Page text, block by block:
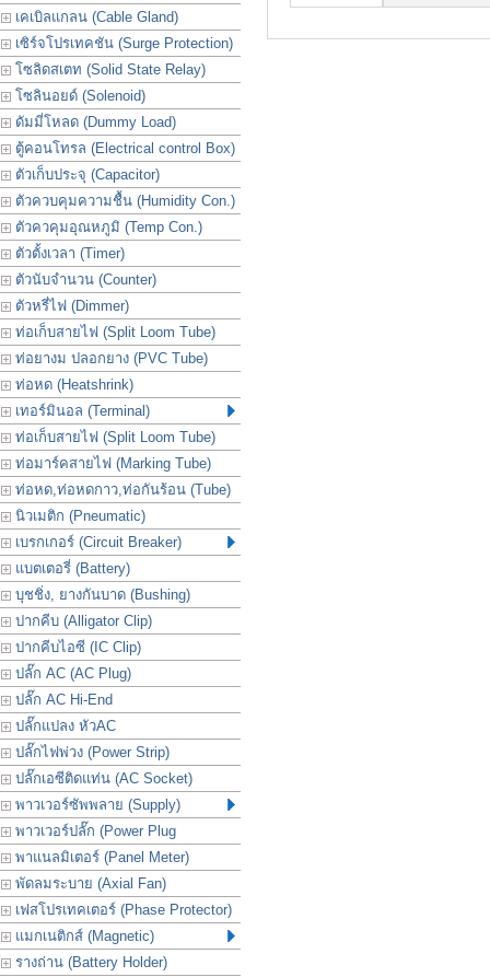
เคเบิลแกลน (Cable Gland)
เซิร์จโปรเทคชัน (Surge Protection)
โซลิดสเตท (Solid State Relay)
โซลินอยด์ (Solenoid)
ดัมมี่โหลด (Dummy Load)
ตู้คอนโทรล (Electrical control Box)
ตัวเก็บประจุ (Capacitor)
ตัวควบคุมความชื้น (Humidity Con.)
ตัวควคุมอุณหภูมิ (Temp Con.)
ตัวตั้งเวลา (Timer)
ตัวนับจำนวน (Counter)
ตัวหรี่ไฟ (Dimmer)
ท่อเก็บสายไฟ (Split Loom Tube)
ท่อยางม ปลอกยาง (PVC Tube)
ท่อหด (Heatshrink)
เทอร์มินอล (Terminal)
ท่อเก็บสายไฟ (Split Loom Tube)
ท่อมาร์คสายไฟ (Marking Tube)
ท่อหด,ท่อหดกาว,ท่อกันร้อน (Tube)
นิวเมติก (Pneumatic)
เบรกเกอร์ (Circuit Breaker)
แบตเตอรี่ (Battery)
บุชชิ่ง, ยางกันบาด (Bushing)
ปากคีบ (Alligator Clip)
ปากคีบไอซี (IC Clip)
ปลั๊ก AC (AC Plug)
ปลั๊ก AC Hi-End
ปลั๊กแปลง หัวAC
ปลั๊กไฟพ่วง (Power Strip)
ปลั๊กเอซีติดแท่น (AC Socket)
พาวเวอร์ซัพพลาย (Supply)
พาวเวอร์ปลั๊ก (Power Plug
พาแนลมิเตอร์ (Panel Meter)
พัดลมระบาย (Axial Fan)
เฟสโปรเทคเตอร์ (Phase Protector)
แมกเนติกส์ (Magnetic)
รางถ่าน (Battery Holder)